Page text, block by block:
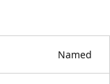
Named